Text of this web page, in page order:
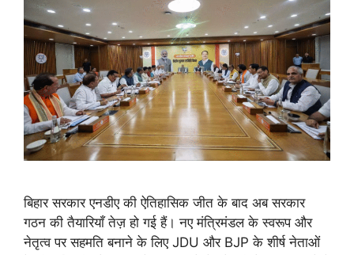
बिहार सरकार एनडीए की ऐतिहासिक जीत के बाद अब सरकार
गठन की तैयारियाँ तेज़ हो गई हैं। नए मंत्रिमंडल के स्वरूप और
नेतृत्व पर सहमति बनाने के लिए JDU और BJP के शीर्ष नेताओं